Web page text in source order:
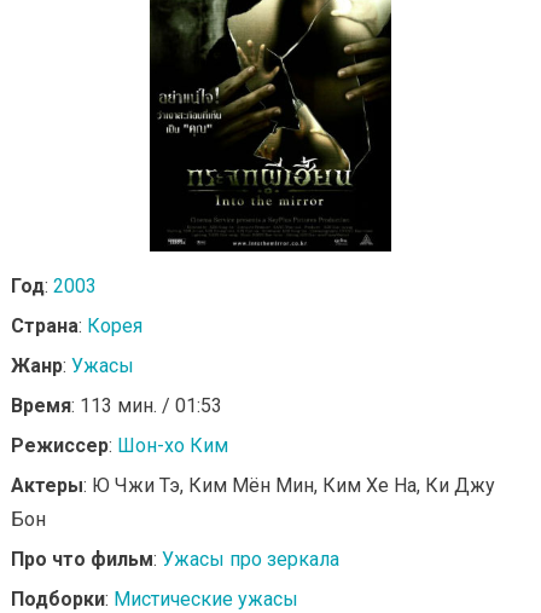
Год: 2003
Страна: Корея
Жанр: Ужасы
Время: 113 мин. / 01:53
Режиссер: Шон-хо Ким
Актеры: Ю Чжи Тэ, Ким Мён Мин, Ким Хе На, Ки Джу
Бон
Про что фильм: Ужасы про зеркала
Подборки: Мистические ужасы